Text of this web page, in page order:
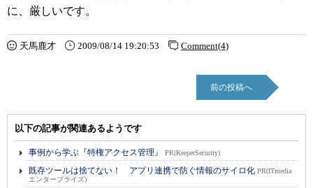
に、厳しいです。
天馬鹿才 2009/08/14 19:20:53 Comment(4)
前の投稿へ
以下の記事が関連あるようです
事例から学ぶ『特権アクセス管理』 PR(KeeperSecurity)
既存ツールは捨てない！ アプリ連携で防ぐ情報のサイロ化 PR(ITmedia
エンタープライズ)